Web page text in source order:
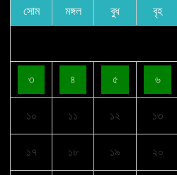
সোম মঙ্গল বুধ বৃহ
৩ ৪ ৫ ৬
১০ ১১ ১২ ১৩
১৭ ১৮ ১৯ ২০